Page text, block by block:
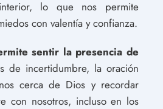
lo que nos permite
con valentía y confianza.
sentir la presencia de
de incertidumbre, la oración
cerca de Dios y recordar
con nosotros, incluso en los